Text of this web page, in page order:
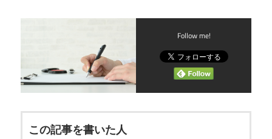
Follow me!
この記事を書いた人